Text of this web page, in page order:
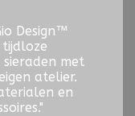
Design™
met
atelier.
en